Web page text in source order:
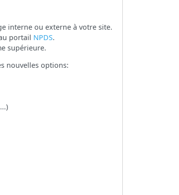
interne ou externe à votre site.
portail NPDS.
supérieure.
nouvelles options: